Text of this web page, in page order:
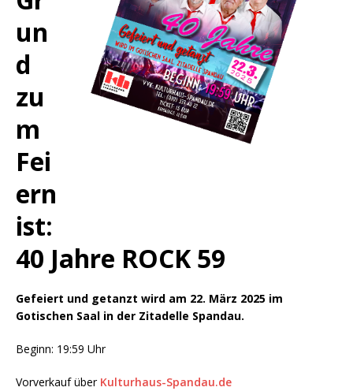
un
d
zu
m
Fei
ern
ist:
40 Jahre ROCK 59
Gefeiert und getanzt wird am 22. März 2025 im
Gotischen Saal in der Zitadelle Spandau.
Beginn: 19:59 Uhr
Vorverkauf über Kulturhaus-Spandau.de